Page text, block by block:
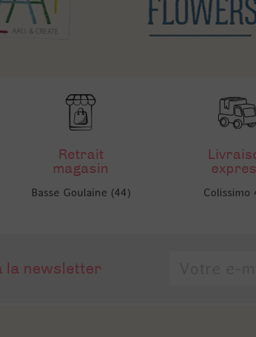
Retrait
magasin
Basse Goulaine (44) Colissimo
la newsletter